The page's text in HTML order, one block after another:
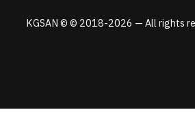
KGSAN © © 2018-2026 — All rights